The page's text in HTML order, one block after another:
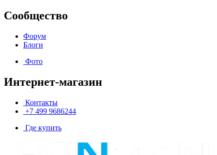
Сообщество
Форум
Блоги
Фото
Интернет-магазин
Контакты
+7 499 9686244
Где купить